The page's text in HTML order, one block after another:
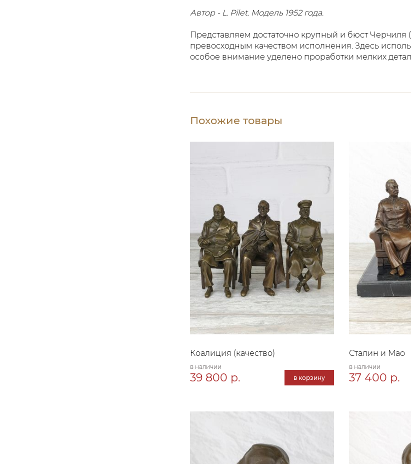
Автор - L. Pilet. Модель 1952 года.
Представляем достаточно крупный и бюст
превосходным качеством исполнения. Здесь
особое внимание уделено проработки мелких
Похожие товары
Коалиция (качество)
в наличии
39 800 р. в корзину
Сталин и Мао
в наличии
37 400 р.